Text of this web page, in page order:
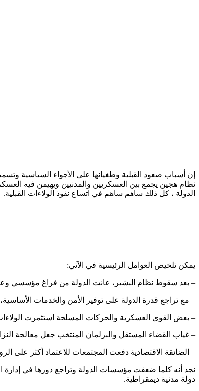
نظام هجين يجمع بين العسكريين والمدنيين ويهيمن فيه
الدولة ، كل ذلك ساهم ساهم في اتساع نفوذ الولاءات القبلية.
يمكن تلخيص العوامل الرئيسية في الآتي:
– بعد سقوط نظام البشير، عانت الدولة من فراغ مؤسسي وعدم
– مع تراجع قدرة الدولة على توفير الأمن والخدمات
– بعض القوى العسكرية والحركات المسلحة استثمرت
– غياب القضاء المستقل والبرلمان المنتخب جعل معالجة
– الضائقة الاقتصادية دفعت المجتمعات للاعتماد أكثر على
دولة مدنية ديمقراطية.